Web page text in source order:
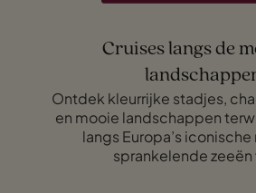
Cruises langs de
Ontdek kleurrijke stadjes,
en mooie landschappen
langs Europa’s iconische
sprankelende zeeën